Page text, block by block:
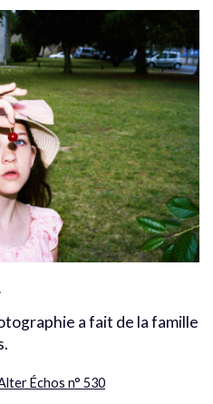
a fait de la famille
Échos n° 530